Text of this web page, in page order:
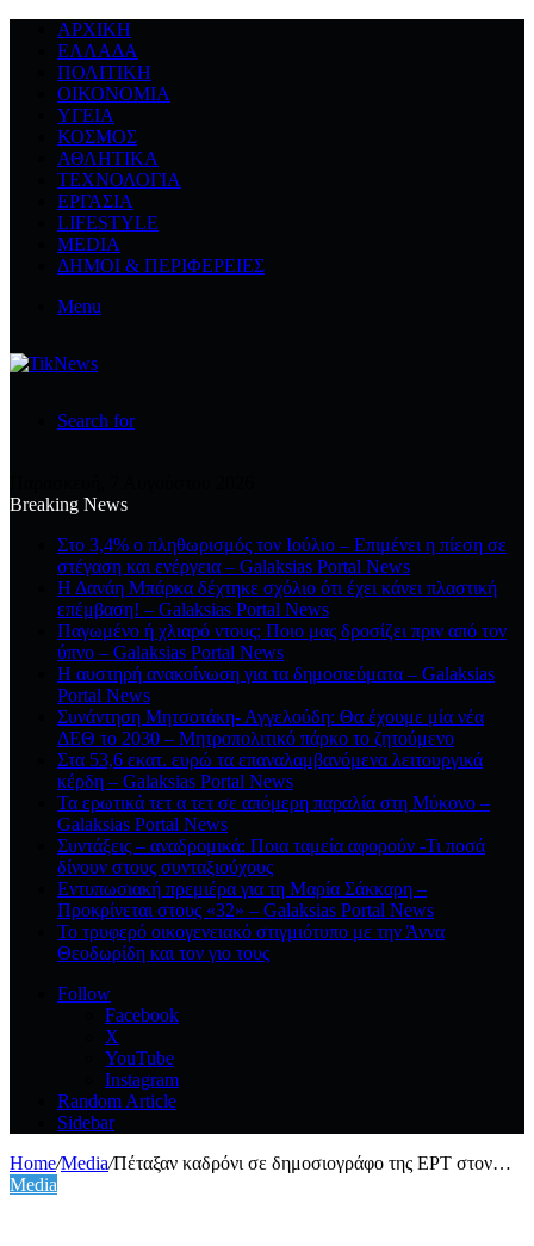
ΑΡΧΙΚΉ
ΕΛΛΆΔΑ
ΠΟΛΙΤΙΚΉ
ΟΙΚΟΝΟΜΊΑ
ΥΓΕΊΑ
ΚΌΣΜΟΣ
ΑΘΛΗΤΙΚΆ
ΤΕΧΝΟΛΟΓΙΆ
ΕΡΓΑΣΊΑ
LIFESTYLE
MEDIA
ΔΉΜΟΙ & ΠΕΡΙΦΈΡΕΙΕΣ
Menu
Search for
Breaking News
Στο 3,4% ο πληθωρισμός τον Ιούλιο – Επιμένει η πίεση σε
στέγαση και ενέργεια – Galaksias Portal News
Η Δανάη Μπάρκα δέχτηκε σχόλιο ότι έχει κάνει πλαστική
επέμβαση! – Galaksias Portal News
Παγωμένο ή χλιαρό ντους; Ποιο μας δροσίζει πριν από τον
ύπνο – Galaksias Portal News
Η αυστηρή ανακοίνωση για τα δημοσιεύματα – Galaksias
Portal News
Συνάντηση Μητσοτάκη- Αγγελούδη: Θα έχουμε μία νέα
ΔΕΘ το 2030 – Μητροπολιτικό πάρκο το ζητούμενο
Στα 53,6 εκατ. ευρώ τα επαναλαμβανόμενα λειτουργικά
κέρδη – Galaksias Portal News
Τα ερωτικά τετ α τετ σε απόμερη παραλία στη Μύκονο –
Galaksias Portal News
Συντάξεις – αναδρομικά: Ποια ταμεία αφορούν -Τι ποσά
δίνουν στους συνταξιούχους
Εντυπωσιακή πρεμιέρα για τη Μαρία Σάκκαρη –
Προκρίνεται στους «32» – Galaksias Portal News
Το τρυφερό οικογενειακό στιγμιότυπο με την Άννα
Θεοδωρίδη και τον γιο τους
Follow
Facebook
X
YouTube
Instagram
Random Article
Sidebar
Home/Media/Πέταξαν καδρόνι σε δημοσιογράφο της ΕΡΤ στον…
Media